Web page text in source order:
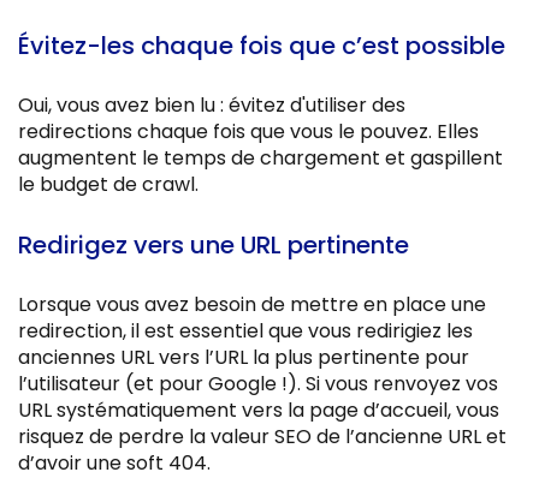
Évitez-les chaque fois que c’est possible
Oui, vous avez bien lu : évitez d'utiliser des
redirections chaque fois que vous le pouvez. Elles
augmentent le temps de chargement et gaspillent
le budget de crawl.
Redirigez vers une URL pertinente
Lorsque vous avez besoin de mettre en place une
redirection, il est essentiel que vous redirigiez les
anciennes URL vers l’URL la plus pertinente pour
l’utilisateur (et pour Google !). Si vous renvoyez vos
URL systématiquement vers la page d’accueil, vous
risquez de perdre la valeur SEO de l’ancienne URL et
d’avoir une soft 404.